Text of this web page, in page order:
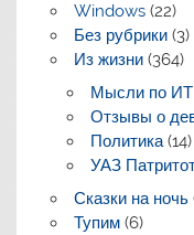
Windows(22)
Без рубрики(3)
Из жизни(364)
Мысли по ИТ
Отзывы о
Политика(14)
УАЗ
Сказки на ночь
Тупим(6)